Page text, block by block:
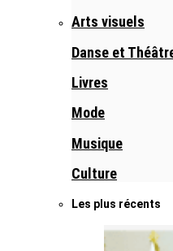
Arts visuels
Danse et
Livres
Mode
Musique
Culture
Les plus récents